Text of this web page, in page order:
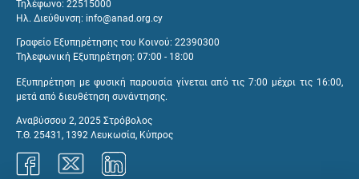
Τηλέφωνο: 22515000
Ηλ. Διεύθυνση: info@anad.org.cy
Γραφείο Εξυπηρέτησης του Κοινού: 22390300
Τηλεφωνική Εξυπηρέτηση: 07:00 - 18:00
Εξυπηρέτηση με φυσική παρουσία γίνεται από τις 7:00 μέχρι τις 16:00,
μετά από διευθέτηση συνάντησης.
Αναβύσσου 2, 2025 Στρόβολος
Τ.Θ. 25431, 1392 Λευκωσία, Κύπρος